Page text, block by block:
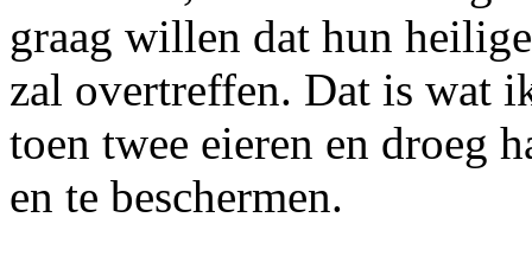
graag willen dat hun
zal overtreffen. Dat is wat
toen twee eieren en droeg
en te beschermen.